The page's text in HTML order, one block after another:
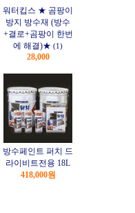
워터킵스 ★ 곰팡이
방지 방수재 (방수
+결로+곰팡이 한번
에 해결)★ (1)
28,000
방수페인트 퍼치 드
라이비트전용 18L
418,000원